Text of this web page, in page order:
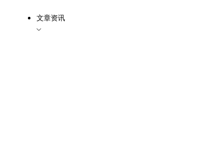
文章资讯